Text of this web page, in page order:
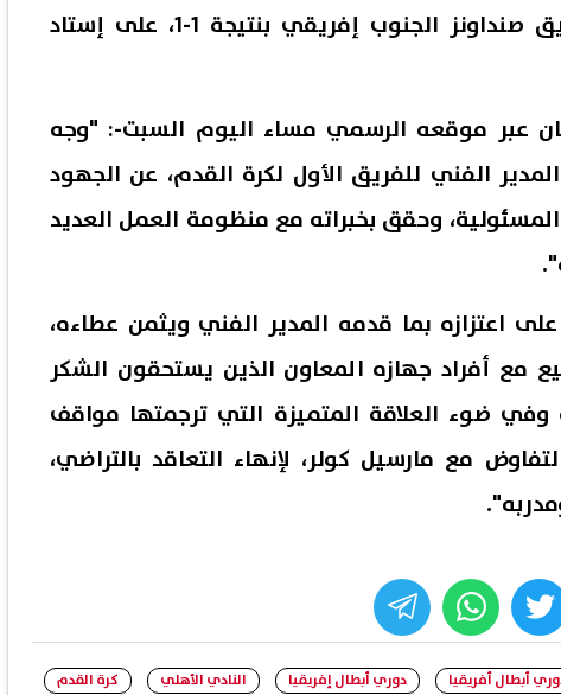
الجمعة، بعد التعادل مع فريق صنداونز الجنوب إفريقي بنتيجة 1-1، على إستاد
عبر موقعه الرسمي مساء اليوم السبت-: "وجه
الفني للفريق الأول لكرة القدم، عن الجهود
المسئولية، وحقق بخبراته مع منظومة العمل العديد
اعتزازه بما قدمه المدير الفني ويثمن عطاءه،
مع أفراد جهازه المعاون الذين يستحقون الشكر
وفي ضوء العلاقة المتميزة التي ترجمتها مواقف
مع مارسيل كولر، لإنهاء التعاقد بالتراضي،
twitter
whats
أبطال أفريقيا دوري أبطال إفريقيا النادي الأهلي
كرة القدم
الإنجليزية
بعد واقعة "سيزلر".. النائبة أميرة صابر